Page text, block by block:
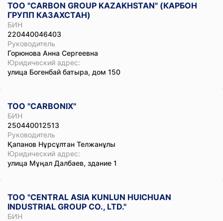
ТОО "CARBON GROUP KAZAKHSTAN" (КАРБОН
ГРУПП КАЗАХСТАН)
БИН
220440046403
Руководитель
Горюнова Анна Сергеевна
Юридический адрес:
улица Богенбай батыра, дом 150
ТОО "CARBONIX"
БИН
250440012513
Руководитель
Қапанов Нұрсұлтан Телжанұлы
Юридический адрес:
улица Мұңал Далбаев, здание 1
ТОО "CENTRAL ASIA KUNLUN HUICHUAN
INDUSTRIAL GROUP CO., LTD."
БИН